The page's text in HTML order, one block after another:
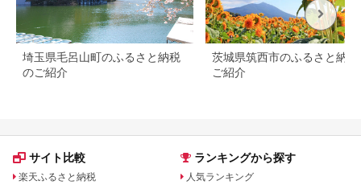
埼玉県毛呂山町のふるさと納税
のご紹介
茨城県筑西市のふるさと納税
ご紹介
サイト比較
楽天ふるさと納税
ランキングから探す
人気ランキング